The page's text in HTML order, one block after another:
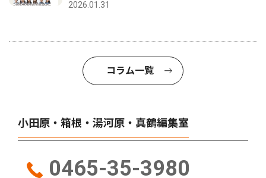
2026.01.31
コラム一覧
小田原・箱根・湯河原・真鶴編集室
0465-35-3980